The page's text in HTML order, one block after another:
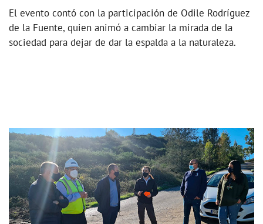
El evento contó con la participación de Odile Rodríguez
de la Fuente, quien animó a cambiar la mirada de la
sociedad para dejar de dar la espalda a la naturaleza.